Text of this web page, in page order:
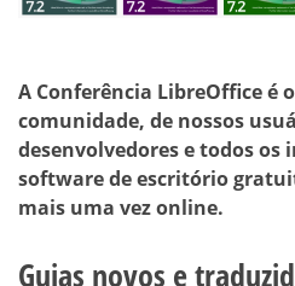
A Conferência LibreOffice é
comunidade, de nossos
desenvolvedores e todos os
software de escritório
mais uma vez online.
Guias novos e